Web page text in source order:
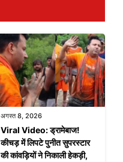
अगस्त 8, 2026
Viral Video: ड्रामेबाज!
कीचड़ में लिपटे पुनीत सुपरस्टार
की कांवड़ियों ने निकाली हेकड़ी,